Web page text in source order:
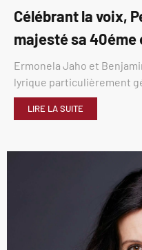
Célébrant la voix,
majesté sa 40éme
Ermonela Jaho et
lyrique particulièrement
LIRE LA SUITE